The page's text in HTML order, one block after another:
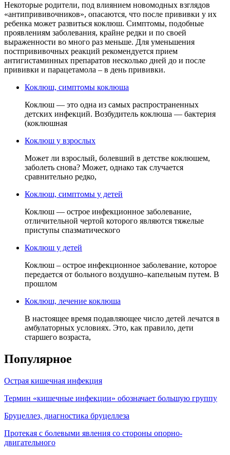
Некоторые родители, под влиянием новомодных взглядов
«антипрививочников», опасаются, что после прививки у их
ребенка может развиться коклюш. Симптомы, подобные
проявлениям заболевания, крайне редки и по своей
выраженности во много раз меньше. Для уменьшения
постпрививочных реакций рекомендуется прием
антигистаминных препаратов несколько дней до и после
прививки и парацетамола – в день прививки.
Коклюш, симптомы коклюша
Коклюш — это одна из самых распространенных
детских инфекций. Возбудитель коклюша — бактерия
(коклюшная
Коклюш у взрослых
Может ли взрослый, болевший в детстве коклюшем,
заболеть снова? Может, однако так случается
сравнительно редко,
Коклюш, симптомы у детей
Коклюш — острое инфекционное заболевание,
отличительной чертой которого являются тяжелые
приступы спазматического
Коклюш у детей
Коклюш – острое инфекционное заболевание, которое
передается от больного воздушно–капельным путем. В
прошлом
Коклюш, лечение коклюша
В настоящее время подавляющее число детей лечатся в
амбулаторных условиях. Это, как правило, дети
старшего возраста,
Популярное
Острая кишечная инфекция
Термин «кишечные инфекции» обозначает большую группу
Бруцеллез, диагностика бруцеллеза
Протекая с болевыми явления со стороны опорно-
двигательного